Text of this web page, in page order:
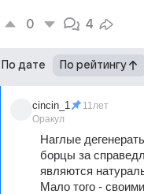
0 4
По дате По рейтингу
cincin_1
Оракул
11лет
Наглые
борцы за
являются
Мало того -